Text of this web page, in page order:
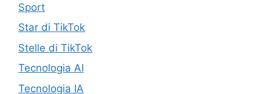
Sport
Star di TikTok
Stelle di TikTok
Tecnologia AI
Tecnologia IA